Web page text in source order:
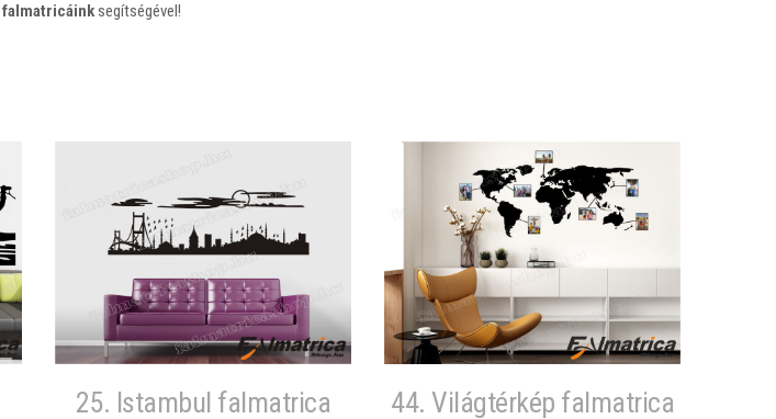
falmatricáinksegítségével!
25. Istambul falmatrica
44. Világtérkép falmatrica